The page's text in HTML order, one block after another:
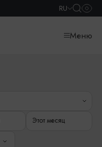
RU
Меню
Этот месяц